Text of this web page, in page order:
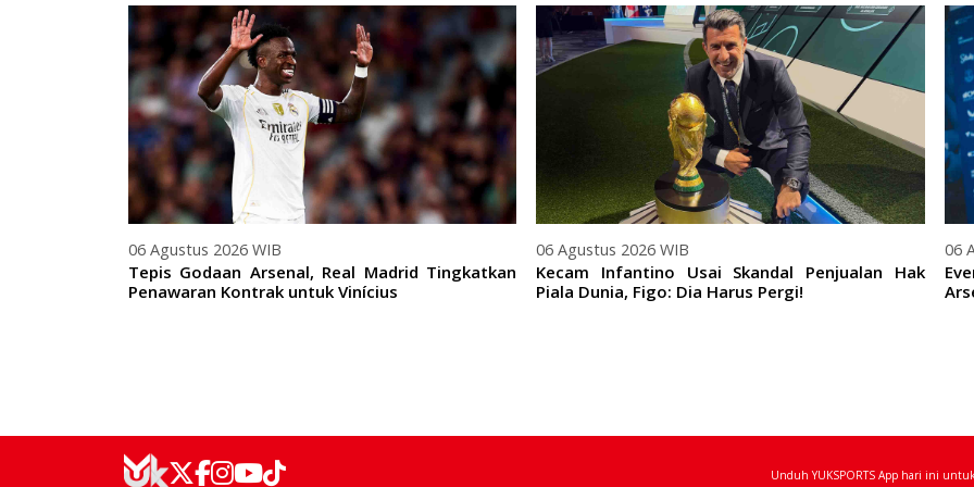
06 Agustus 2026 WIB
Tepis Godaan Arsenal, Real Madrid Tingkatkan
Penawaran Kontrak untuk Vinícius
06 Agustus 2026 WIB
Kecam Infantino Usai Skandal Penjualan Hak
Piala Dunia, Figo: Dia Harus Pergi!
06
Unduh YUKSPORTS App hari ini